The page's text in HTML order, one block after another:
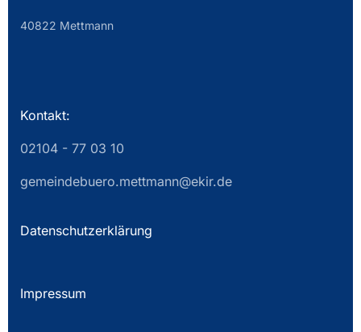
40822 Mettmann
Kontakt:
02104 - 77 03 10
gemeindebuero.mettmann@ekir.de
Datenschutzerklärung
Impressum